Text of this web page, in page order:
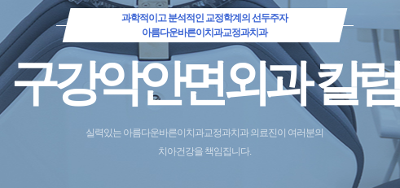
· 뼈이식 임플란트 · 예방치료 · 치아미백
· 신경치료
· 잇몸치료
· 스케일링
· 고난도 사랑니발치
과학적이고 분석적인 교정학계의 선두주자
아름다운바른이치과교정과치과
구강악안면외과 칼럼
실력있는 아름다운바른이치과교정과치과 의료진이 여러분의
치아건강을 책임집니다.